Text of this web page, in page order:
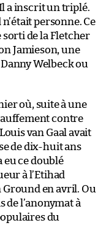
a inscrit un triplé.
personne. Ce
de la Fletcher
Jamieson, une
Welbeck ou
où, suite à une
contre
van Gaal avait
de dix-huit ans
eu ce doublé
à l’Etihad
en avril. Ou
de l’anonymat à
du